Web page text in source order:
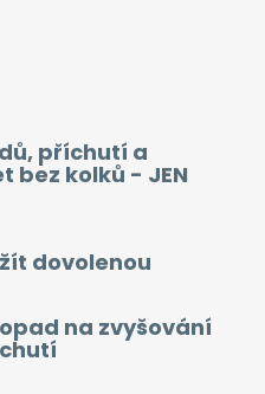
příchutí a
bez kolků - JEN
dovolenou
na zvyšování